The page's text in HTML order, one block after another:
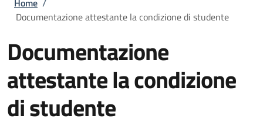
Home /
Documentazione attestante la condizione di studente
Documentazione
attestante la condizione
di studente